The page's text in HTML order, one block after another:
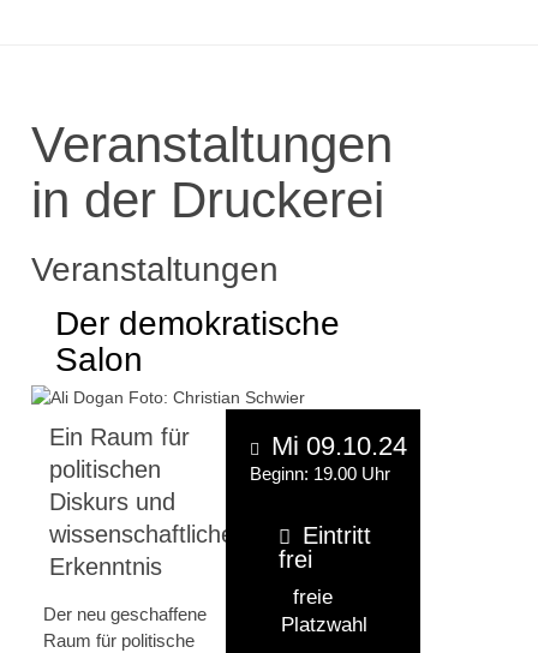
Veranstaltungen
in der Druckerei
Veranstaltungen
Der demokratische
Salon
Ein Raum für
politischen
Diskurs und
wissenschaftliche
Erkenntnis
Der neu geschaffene
Raum für politische
Mi 09.10.24
Beginn: 19.00 Uhr
Eintritt
frei
freie
Platzwahl